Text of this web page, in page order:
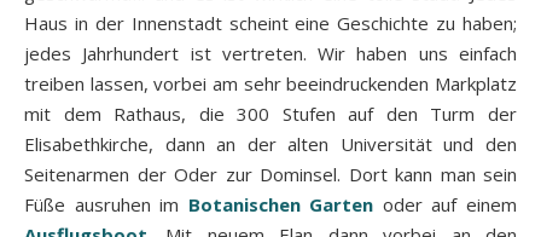
Haus in der Innenstadt scheint eine Geschichte zu haben;
jedes Jahrhundert ist vertreten. Wir haben uns einfach
treiben lassen, vorbei am sehr beeindruckenden Markplatz
mit dem Rathaus, die 300 Stufen auf den Turm der
Elisabethkirche, dann an der alten Universität und den
Seitenarmen der Oder zur Dominsel. Dort kann man sein
Füße ausruhen im Botanischen Garten oder auf einem